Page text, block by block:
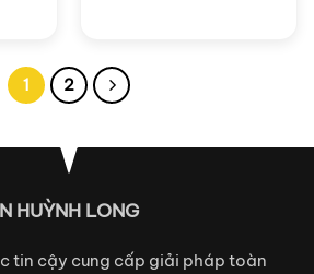
1 2
HUỲNH LONG
tin cậy cung cấp giải pháp toàn